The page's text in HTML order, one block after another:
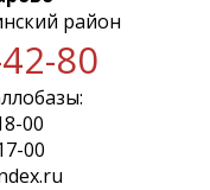
район
80
00
00